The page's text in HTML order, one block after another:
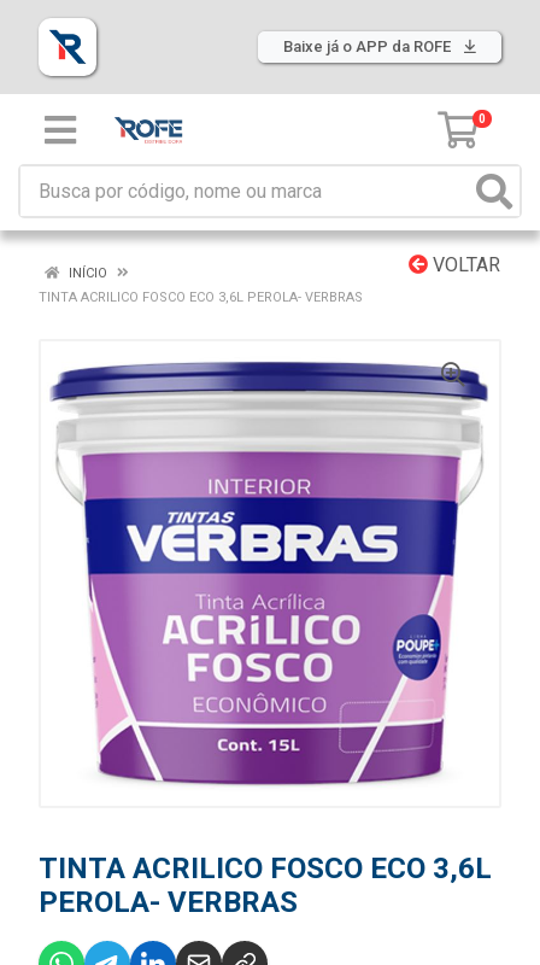
Baixe já o APP da ROFE
0
VOLTAR
INÍCIO
TINTA ACRILICO FOSCO ECO 3,6L PEROLA- VERBRAS
TINTA ACRILICO FOSCO ECO 3,6L
PEROLA- VERBRAS